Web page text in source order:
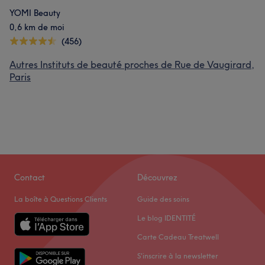
YOMI Beauty
0,6 km de moi
(456)
Autres Instituts de beauté proches de Rue de Vaugirard,
Paris
Contact
La boîte à Questions Clients
Découvrez
Guide des soins
Le blog IDENTITÉ
Carte Cadeau Treatwell
S'inscrire à la newsletter